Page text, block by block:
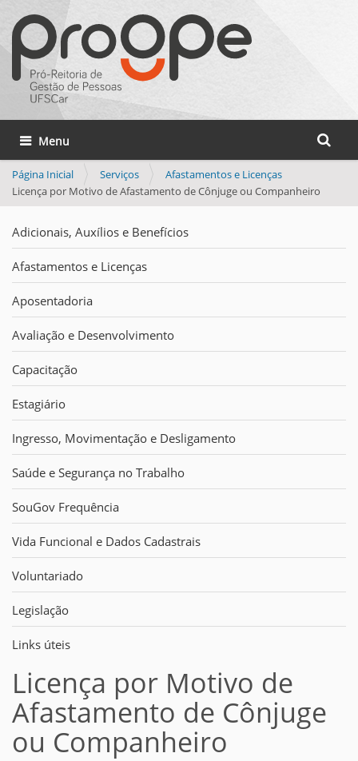
Busca
Busca
Toggle navigation
Página Inicial Serviços
Afastamentos e Licenças
Licença por Motivo de Afastamento de Cônjuge ou Companheiro
Adicionais, Auxílios e Benefícios
Afastamentos e Licenças
Aposentadoria
Avaliação e Desenvolvimento
Capacitação
Estagiário
Ingresso, Movimentação e Desligamento
Saúde e Segurança no Trabalho
SouGov Frequência
Vida Funcional e Dados Cadastrais
Voluntariado
Legislação
Links úteis
Licença por Motivo de
Afastamento de Cônjuge
ou Companheiro